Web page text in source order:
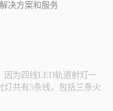
决方案和服务
因为四线LED轨道射灯一
共有5条线，包括三条火